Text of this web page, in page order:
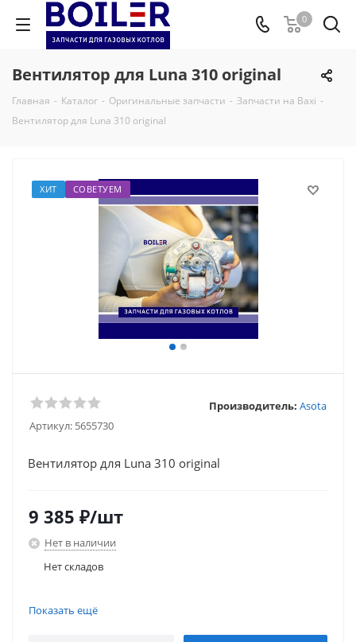
0
Вентилятор для Luna 310 original
Главная - Каталог - Оригинальные запчасти - Запчасти на Baxi -
Вентилятор для Luna 310 original
ХИТ СОВЕТУЕМ
Артикул: 5655730
Производитель: Asota
Вентилятор для Luna 310 original
9 385 ₽/шт
Нет в наличии
Нет складов
Показать ещё